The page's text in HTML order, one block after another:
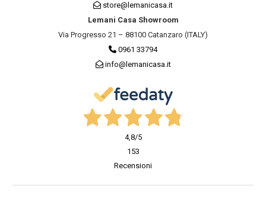
store@lemanicasa.it
Lemani Casa Showroom
Via Progresso 21 – 88100 Catanzaro (ITALY)
0961 33794
info@lemanicasa.it
4,8/5
153
Recensioni